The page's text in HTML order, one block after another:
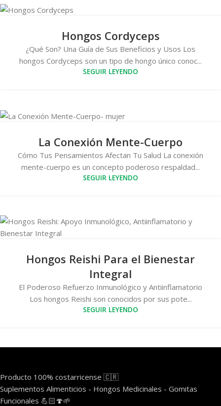
Hongos Cordyceps
¿Qué Son? Una Guía de Sus Beneficios y Usos Los
hongos Cordyceps son un tipo de hongo único conoc...
SEGUIR LEYENDO
La Conexión Mente-Cuerpo
Cómo Tus Pensamientos Afectan Tu Salud La conexión
mente-cuerpo es un concepto poderoso respaldad...
SEGUIR LEYENDO
Hongos Reishi Para el Bienestar
Integral
El Poderoso Refuerzo Inmunológico y Antiinflamatorio
Los hongos Reishi son conocidos por sus pote...
SEGUIR LEYENDO
Producto 100% costarricense 🇨🇷
Suplementos Alimenticios - Hongos Medicinales - Gomitas
Funcionales 💪🏻🍄🌱